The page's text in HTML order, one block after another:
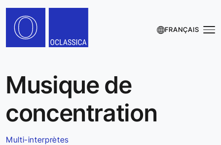
FRANÇAIS
Musique de
concentration
Multi-interprètes